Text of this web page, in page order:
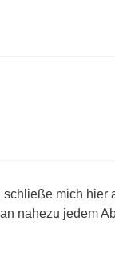
mich hier
nahezu jedem